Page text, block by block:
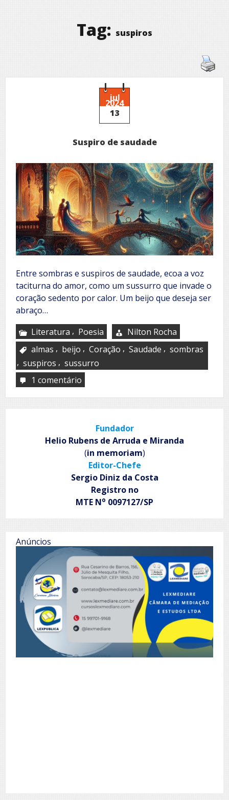
Tag: suspiros
jul
2024
13
Suspiro de saudade
Entre sombras e suspiros de saudade, ecoa a voz
taciturna do amor, como um sussurro que invade o
coração sedento por calor. Um beijo que deseja ser
abraço…
Literatura , Poesia
Nilton Rocha
almas , beijo , Coração , Saudade , sombras
, suspiros , sussurro
1 comentário
de
Fundador
Helio Rubens de Arruda e Miranda
(in memoriam)
Editor-Chefe
Sergio Diniz da Costa
Registro no
MTE No 0097127/SP
Anúncios